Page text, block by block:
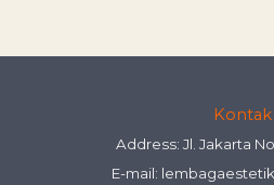
Kontak
Address: Jl. Jakarta
E-mail: